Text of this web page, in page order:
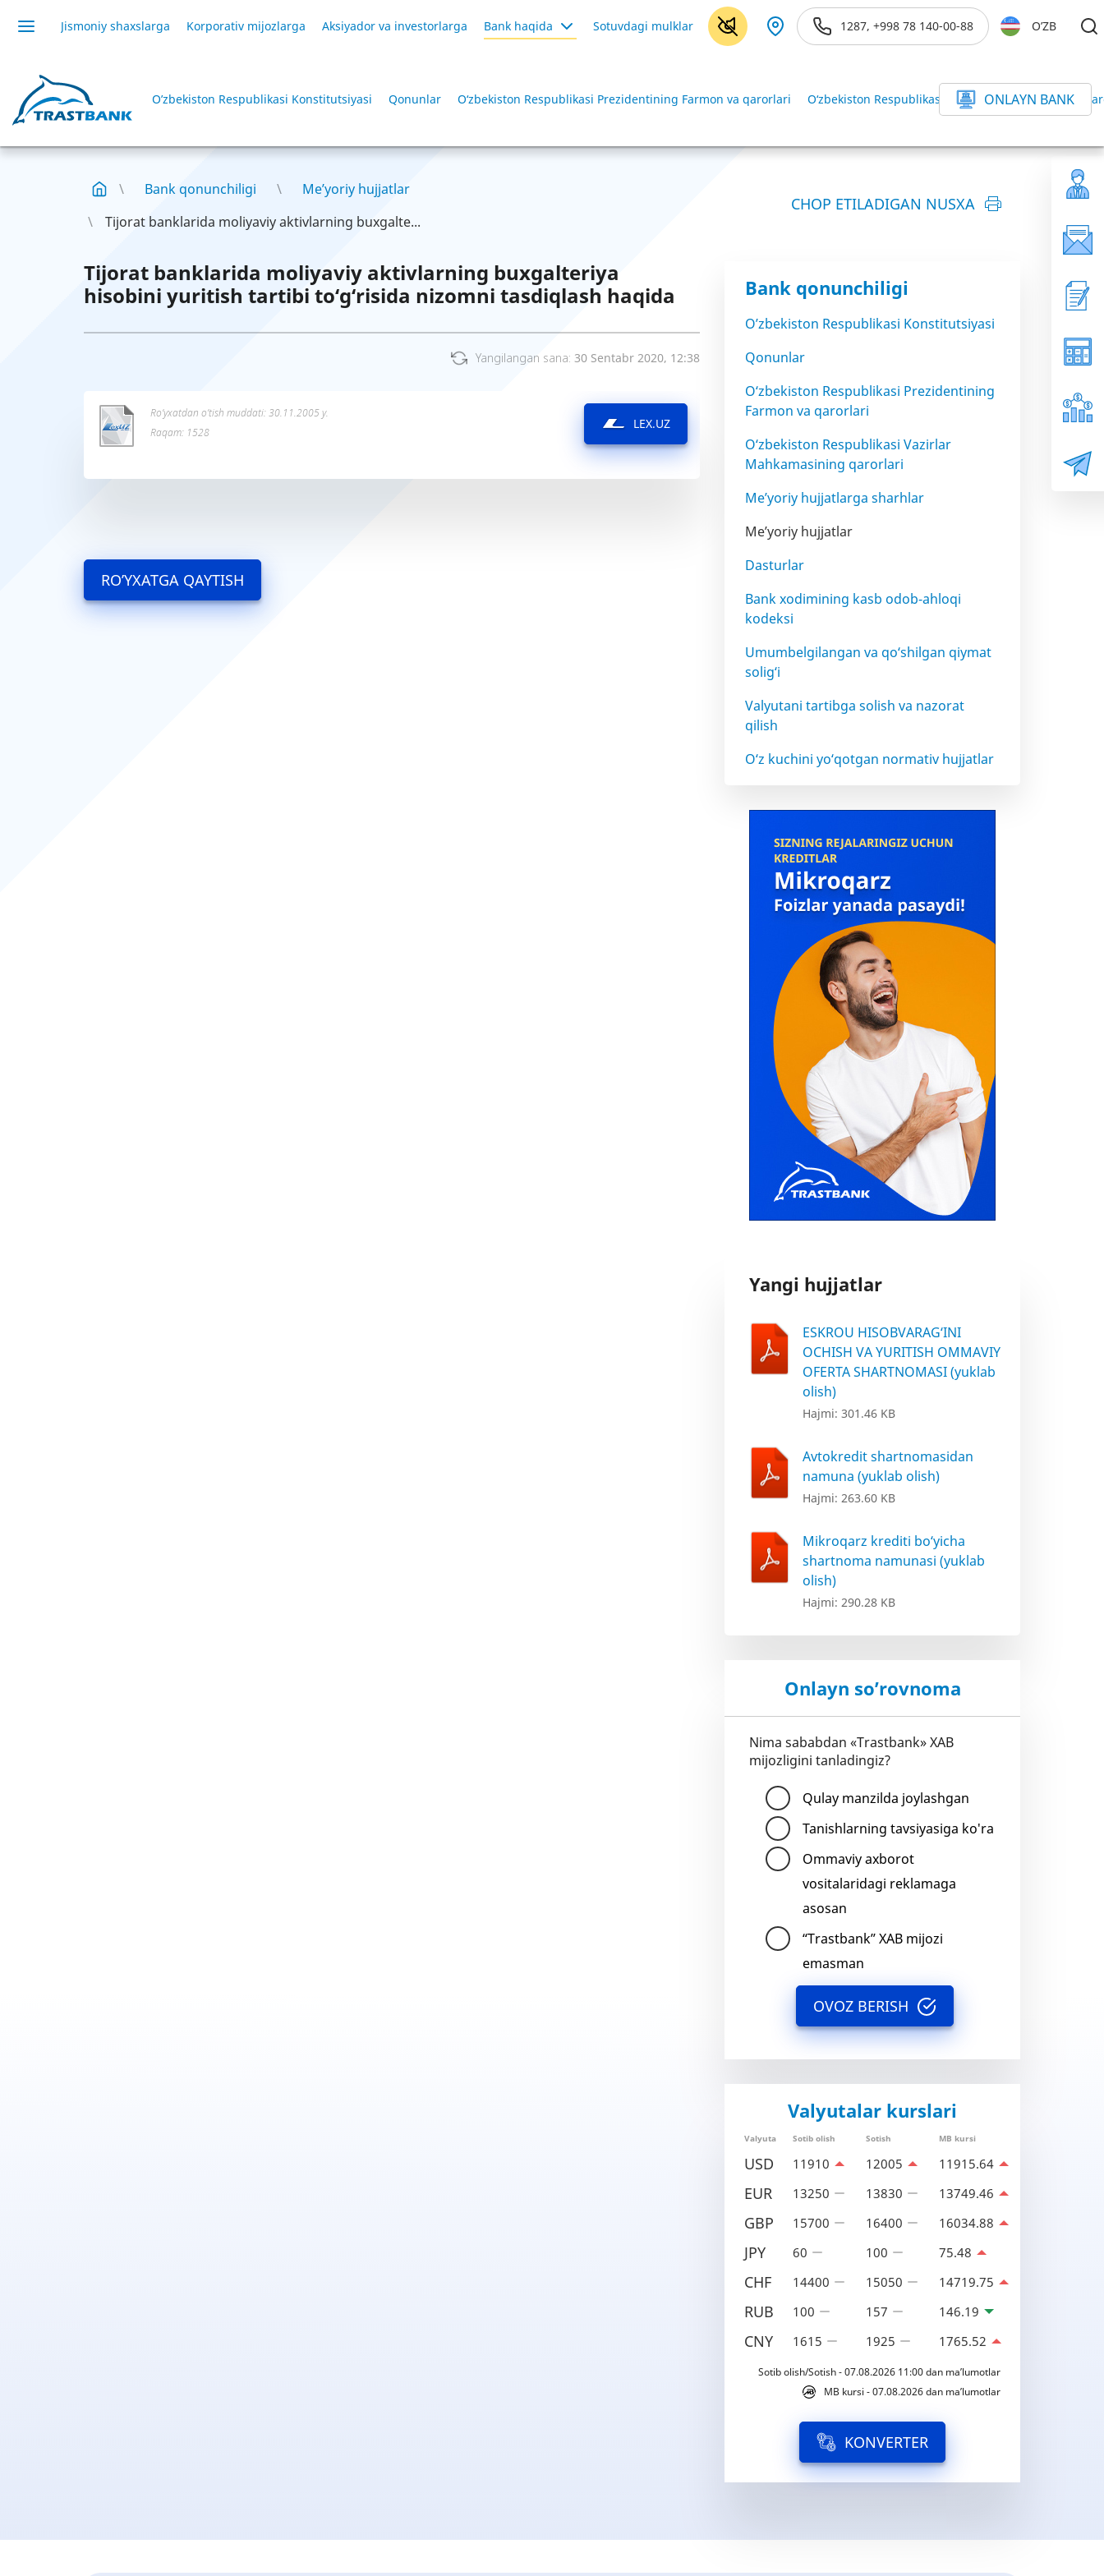
Jismoniy shaxslarga Korporativ mijozlarga Aksiyador va investorlarga Bank haqida Sotuvdagi mulklar 1287, +998 78 140-00-88 O’ZB
O’zbekiston Respublikasi Konstitutsiyasi Qonunlar O‘zbekiston Respublikasi Prezidentining Farmon va qarorlari O‘zbekiston Respublikasi Vazirlar Mahkamasining
ONLAYN BANK
Bank qonunchiligi
Me’yoriy hujjatlar
Tijorat banklarida moliyaviy aktivlarning buxgalte...
CHOP ETILADIGAN NUSXA
Tijorat banklarida moliyaviy aktivlarning buxgalteriya
hisobini yuritish tartibi to‘g‘risida nizomni tasdiqlash haqida
Yangilangan sana: 30 Sentabr 2020, 12:38
Ro’yxatdan o’tish muddati: 30.11.2005 y.
Raqam: 1528
LEX.UZ
RO’YXATGA QAYTISH
Bank qonunchiligi
O’zbekiston Respublikasi Konstitutsiyasi
Qonunlar
O‘zbekiston Respublikasi Prezidentining
Farmon va qarorlari
O‘zbekiston Respublikasi Vazirlar
Mahkamasining qarorlari
Me’yoriy hujjatlarga sharhlar
Me’yoriy hujjatlar
Dasturlar
Bank xodimining kasb odob-ahloqi
kodeksi
Umumbelgilangan va qo‘shilgan qiymat
solig‘i
Valyutani tartibga solish va nazorat
qilish
O‘z kuchini yo‘qotgan normativ hujjatlar
Yangi hujjatlar
ESKROU HISOBVARAG‘INI
OCHISH VA YURITISH OMMAVIY
OFERTA SHARTNOMASI (yuklab
olish)
Hajmi: 301.46 KB
Avtokredit shartnomasidan
namuna (yuklab olish)
Hajmi: 263.60 KB
Mikroqarz krediti bo‘yicha
shartnoma namunasi (yuklab
olish)
Hajmi: 290.28 KB
Onlayn so’rovnoma
Nima sababdan «Trastbank» XAB
mijozligini tanladingiz?
Qulay manzilda joylashgan
Tanishlarning tavsiyasiga ko'ra
Ommaviy axborot
vositalaridagi reklamaga
asosan
“Trastbank” XAB mijozi
emasman
OVOZ BERISH
Valyutalar kurslari
Valyuta Sotib olish Sotish MB kursi
USD 11910 12005 11915.64
EUR 13250 13830 13749.46
GBP 15700 16400 16034.88
JPY 60 100 75.48
CHF 14400 15050 14719.75
RUB 100 157 146.19
CNY 1615 1925 1765.52
Sotib olish/Sotish - 07.08.2026 11:00 dan ma’lumotlar
MB kursi - 07.08.2026 dan ma’lumotlar
KONVERTER